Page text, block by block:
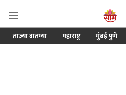
ताज्या बातम्या महाराष्ट्र मुंबई पुणे